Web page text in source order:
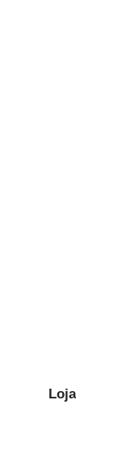
Loja